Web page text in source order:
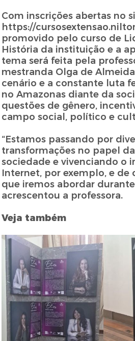
Com inscrições abertas no
https://
promovido pelo curso de
História da instituição e a
tema será feita pela
mestranda Olga de
cenário e a constante luta
no Amazonas diante da
questões de gênero,
campo social, político e
“Estamos passando por
transformações no papel
sociedade e vivenciando o
Internet, por exemplo, e de
que iremos abordar
acrescentou a professora.
Veja também